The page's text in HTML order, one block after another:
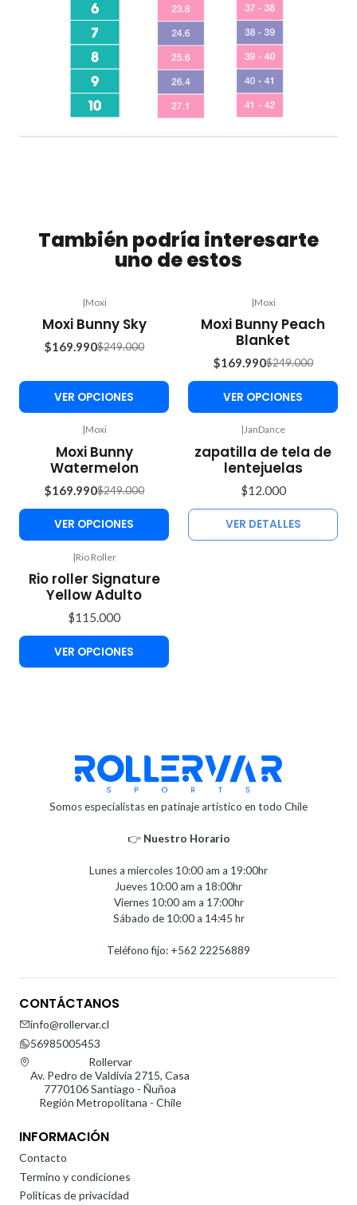
También podría interesarte
uno de estos
-32%
OFF
|Moxi
Moxi Bunny Sky
$169.990$249.000
VER OPCIONES
-32%
OFF
|Moxi
Moxi Bunny Peach
Blanket
$169.990$249.000
VER OPCIONES
|Moxi
Moxi Bunny
Watermelon
$169.990$249.000
VER OPCIONES
|JanDance
zapatilla de tela de
lentejuelas
$12.000
VER DETALLES
|Rio Roller
Rio roller Signature
Yellow Adulto
$115.000
VER OPCIONES
Somos especialistas en patinaje artístico en todo Chile
👉 Nuestro Horario⁣⁣
Lunes a miercoles 10:00 am a 19:00hr
Jueves 10:00 am a 18:00hr
Viernes 10:00 am a 17:00hr
Sábado de 10:00 a 14:45 hr
Teléfono fijo: +562 22256889
CONTÁCTANOS
info@rollervar.cl
56985005453
Rollervar
Av. Pedro de Valdivia 2715, Casa
7770106 Santiago - Ñuñoa
Región Metropolitana - Chile
INFORMACIÓN
Contacto
Termino y condiciones
Politicas de privacidad